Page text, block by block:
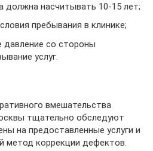
должна насчитывать 10-15 лет;
пребывания в клинике;
давление со стороны
услуг.
вмешательства
тщательно обследуют
на предоставленные услуги и
метод коррекции дефектов.